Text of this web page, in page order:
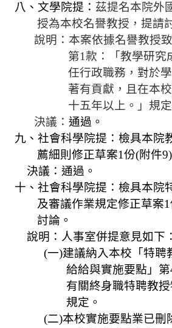
八、文學院提： 茲提名本院外
授為本校名譽教授，提請
說明：本案依據名譽教授
第1款：「教學研究
任行政職務，對於
著有貢獻，且在本
十五年以上。」規
決議： 通過。
九、社會科學院提：檢具本院
薦細則修正草案1份(附件9)
決議：通過。
十、社會科學院提：檢具本院
及審議作業規定修正草案1
討論。
說明：人事室併提意見如下：
(一)建議納入本校「特聘
給給與實施要點」第
有關終身職特聘教
規定。
(二)本校實施要點業已刪